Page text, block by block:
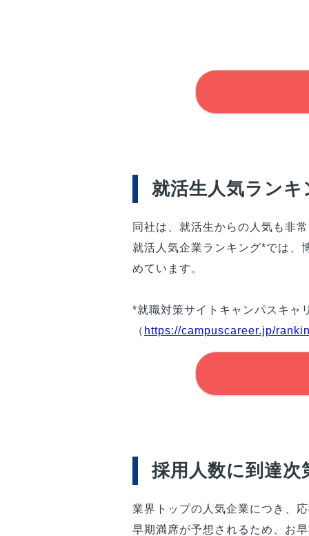
就活生人気ラン
同社は、就活生からの人気も非
就活人気企業ランキング*では、
めています。
*就職対策サイトキャンパスキ
（ https://campuscareer.jp/
採用人数に到達
業界トップの人気企業につき、
早期満席が予想されるため、お